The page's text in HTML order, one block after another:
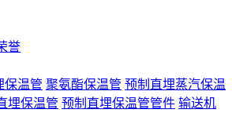
誉
保温管 聚氨酯保温管 预制直埋蒸汽保温
埋保温管 预制直埋保温管管件 输送机